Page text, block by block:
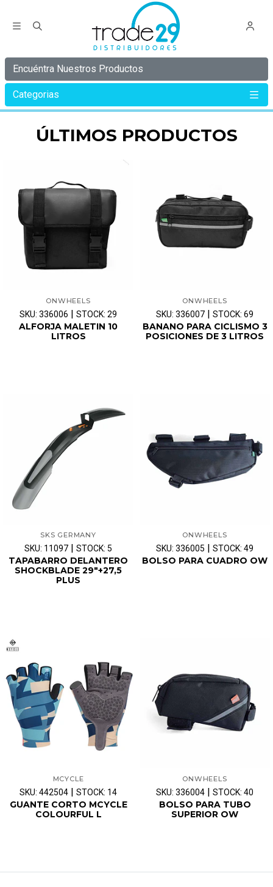
Encuéntra Nuestros Productos
Categorias
ÚLTIMOS PRODUCTOS
ONWHEELS
SKU: 336006 | STOCK: 29
ALFORJA MALETIN 10
LITROS
ONWHEELS
SKU: 336007 | STOCK: 69
BANANO PARA CICLISMO 3
POSICIONES DE 3 LITROS
SKS GERMANY
SKU: 11097 | STOCK: 5
TAPABARRO DELANTERO
SHOCKBLADE 29"+27,5
PLUS
ONWHEELS
SKU: 336005 | STOCK: 49
BOLSO PARA CUADRO OW
MCYCLE
SKU: 442504 | STOCK: 14
GUANTE CORTO MCYCLE
COLOURFUL L
ONWHEELS
SKU: 336004 | STOCK: 40
BOLSO PARA TUBO
SUPERIOR OW